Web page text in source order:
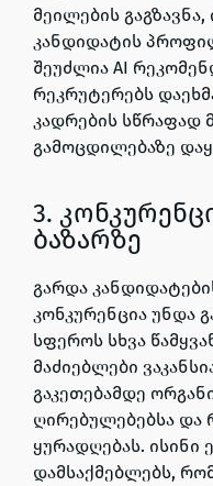
მეილების
კანდიდატის
შეუძლია AI
რეკრუტერებს
კადრების სწრაფად
გამოცდილებაზე
3.
ბაზარზე
გარდა
კონკურენცია უნდა
სფეროს სხვა
მაძიებლები
გაკეთებამდე
ღირებულებებსა და
ყურადღებას. ისინი
დამსაქმებლებს,